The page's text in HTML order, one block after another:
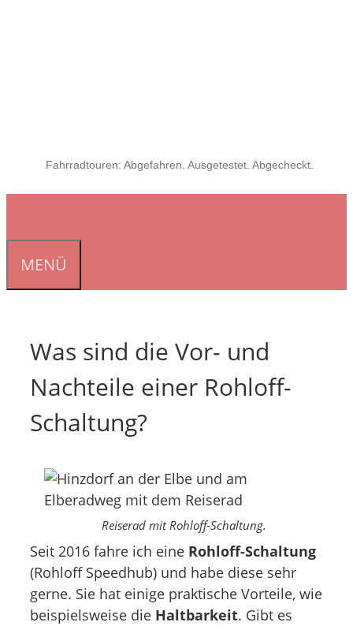
Fahrradtouren: Abgefahren. Ausgetestet. Abgecheckt.
MENÜ
Was sind die Vor- und
Nachteile einer Rohloff-
Schaltung?
Reiserad mit Rohloff-Schaltung.
Seit 2016 fahre ich eine Rohloff-Schaltung
(Rohloff Speedhub) und habe diese sehr
gerne. Sie hat einige praktische Vorteile, wie
beispielsweise die Haltbarkeit. Gibt es